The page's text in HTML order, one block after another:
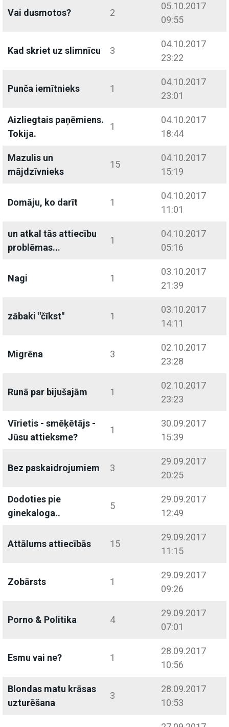
Vai dusmotos? 2
05.10.2017
09:55
Kad skriet uz slimnīcu 3
04.10.2017
23:22
Punča iemītnieks 1
04.10.2017
23:01
Aizliegtais paņēmiens.
Tokija.
1
04.10.2017
18:44
Mazulis un
mājdzīvnieks
15
04.10.2017
15:19
Domāju, ko darīt 1
04.10.2017
11:01
un atkal tās attiecību
problēmas...
1
04.10.2017
05:16
Nagi 1
03.10.2017
21:39
zābaki "čīkst" 1
03.10.2017
14:11
Migrēna 3
02.10.2017
23:28
Runā par bijušajām 1
02.10.2017
23:23
Vīrietis - smēķētājs -
Jūsu attieksme?
1
30.09.2017
15:39
Bez paskaidrojumiem 3
29.09.2017
20:25
Dodoties pie
ginekaloga..
5
29.09.2017
12:49
Attālums attiecībās 15
29.09.2017
11:15
Zobārsts 1
29.09.2017
09:26
Porno & Politika 4
29.09.2017
07:01
Esmu vai ne? 1
28.09.2017
10:56
Blondas matu krāsas
uzturēšana
3
28.09.2017
10:53